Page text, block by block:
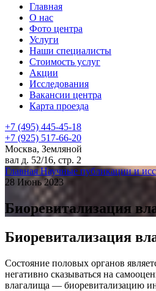
Главная
О нас
Фото центра
Услуги
Наши специалисты
Стоимость услуг
Акции
Исследования
Вакансии центра
Карта проезда
+7 (495) 445-45-18
+7 (925) 517-66-20
Москва, Земляной
вал д. 52/16, стр. 2
ГлавнаяНаучные публикации и
28 Июнь 2023
Биоревитализация
Биоревитализация
Состояние половых органов
негативно сказываться на
влагалища — биоревитализацию